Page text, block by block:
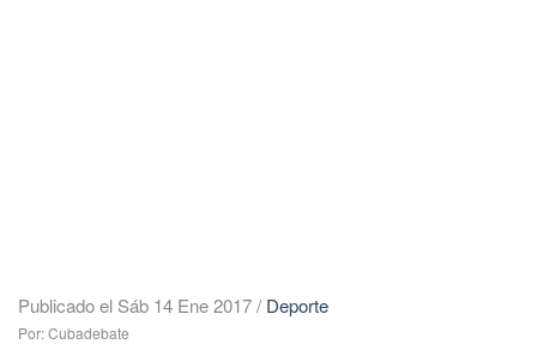
Publicado el Sáb 14 Ene 2017/ Deporte
Por: Cubadebate